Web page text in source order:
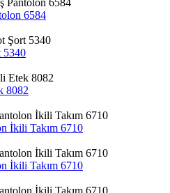
6584
5340
8082
İkili Takım 6710
İkili Takım 6710